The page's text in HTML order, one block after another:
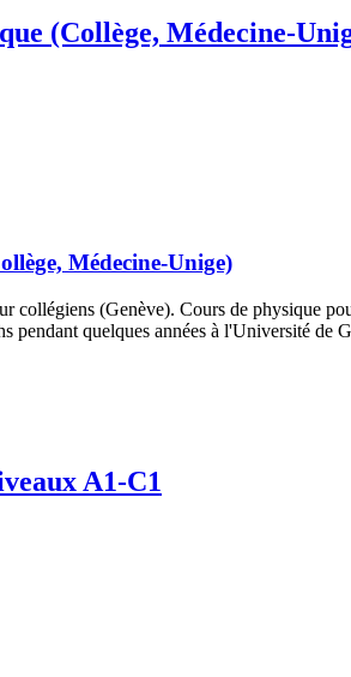
(Collège, Médecine-
Médecine-Unige)
collégiens (Genève). Cours de physique
pendant quelques années à l'Université de
A1-C1